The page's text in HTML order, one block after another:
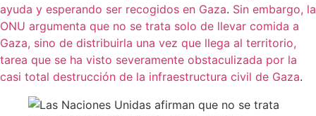
ayuda y esperando ser recogidos en Gaza. Sin embargo, la
ONU argumenta que no se trata solo de llevar comida a
Gaza, sino de distribuirla una vez que llega al territorio,
tarea que se ha visto severamente obstaculizada por la
casi total destrucción de la infraestructura civil de Gaza.